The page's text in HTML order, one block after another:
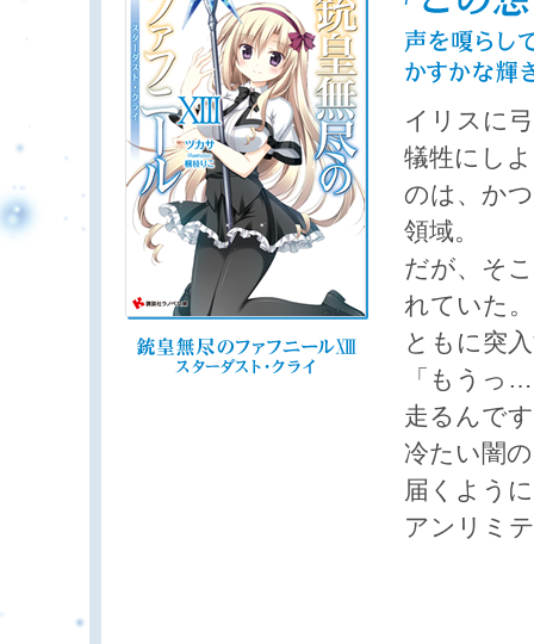
イリスに
犠牲にし
のは、か
領域。
だが、そ
れていた
ともに突
「もうっ
走るんで
冷たい闇
届くよう
アンリミ